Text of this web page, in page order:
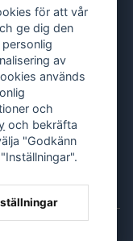
för att vår
ge dig den
av
används
och
och bekräfta
"Godkänn